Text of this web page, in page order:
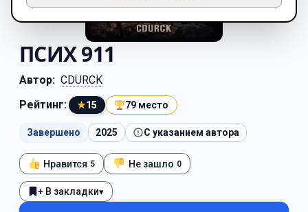
ПСИХ 911
Автор: CDURCK
Рейтинг:
★15 79 место
Завершено 2025 С указанием автора
Нравится 5 Не зашло 0
+ В закладки▾